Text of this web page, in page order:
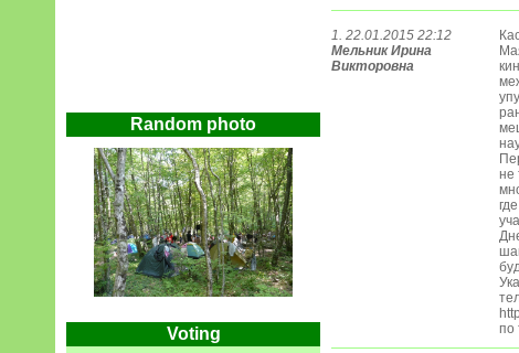
Random photo
Voting
1. 22.01.2015 22:12
Мельник Ирина
Викторовна
не
по